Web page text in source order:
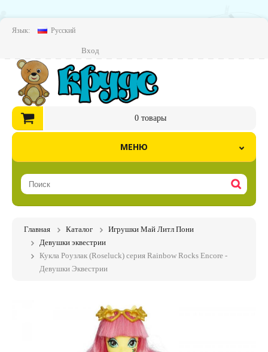
Язык: Русский
Вход
0товары
МЕНЮ
Главная Каталог
Игрушки Май Литл Пони
Девушки эквестрии
Кукла Роузлак (Roseluck) серия Rainbow Rocks Encore -
Девушки Эквестрии